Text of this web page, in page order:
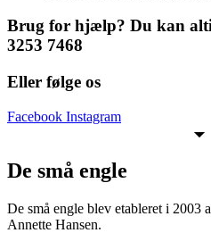
Brug for hjælp? Du kan
3253 7468
Eller følge os
Facebook Instagram
De små engle
De små engle blev etableret i 2003
Annette Hansen.